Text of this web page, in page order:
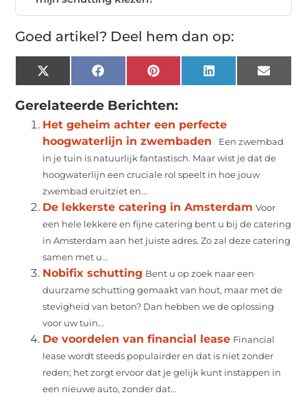
Goed artikel? Deel hem dan op:
X
(Twitter)
Facebook Pinterest LinkedIn Email
Gerelateerde Berichten:
Het geheim achter een perfecte
hoogwaterlijn in zwembaden
Een zwembad
in je tuin is natuurlijk fantastisch. Maar wist je dat de
hoogwaterlijn een cruciale rol speelt in hoe jouw
zwembad eruitziet en...
De lekkerste catering in Amsterdam Voor
een hele lekkere en fijne catering bent u bij de catering
in Amsterdam aan het juiste adres. Zo zal deze catering
samen met u...
Nobifix schutting Bent u op zoek naar een
duurzame schutting gemaakt van hout, maar met de
stevigheid van beton? Dan hebben we de oplossing
voor uw tuin...
De voordelen van financial lease Financial
lease wordt steeds populairder en dat is niet zonder
reden; het zorgt ervoor dat je gelijk kunt instappen in
een nieuwe auto, zonder dat...